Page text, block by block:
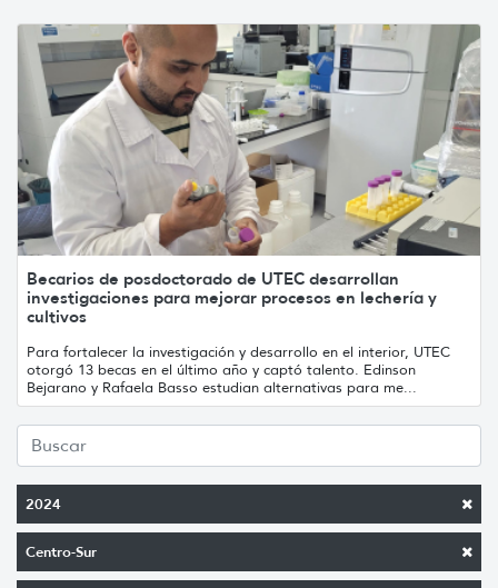
2024
Centro-Sur
Becarios de posdoctorado de UTEC desarrollan
investigaciones para mejorar procesos en lechería y
cultivos
Para fortalecer la investigación y desarrollo en el interior, UTEC
otorgó 13 becas en el último año y captó talento. Edinson
Bejarano y Rafaela Basso estudian alternativas para me...